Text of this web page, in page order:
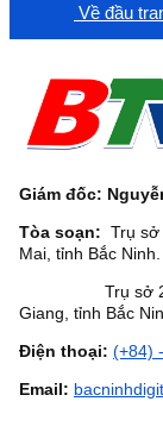
Về đầu
Giám đốc:
Tòa soạn: Trụ
Mai, tỉnh Bắc Ninh.
Trụ sở 2: số
Giang, tỉnh Bắc
Điện thoại: (+84)
Email: